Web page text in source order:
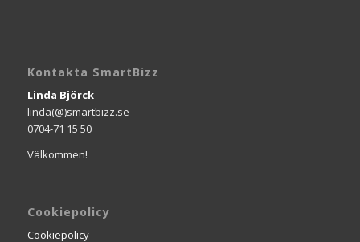
Kontakta SmartBizz
Linda Björck
linda(@)smartbizz.se
0704-71 15 50
Välkommen!
Cookiepolicy
Cookiepolicy